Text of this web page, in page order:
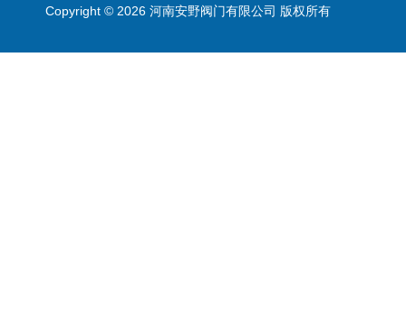
Copyright © 2026 河南安野阀门有限公司 版权所有